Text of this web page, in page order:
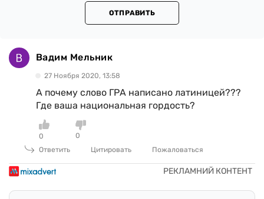
ОТПРАВИТЬ
Вадим Мельник
27 Ноября 2020, 13:58
А почему слово ГРА написано латиницей???
Где ваша национальная гордость?
0
0
Ответить
Цитировать Пожаловаться